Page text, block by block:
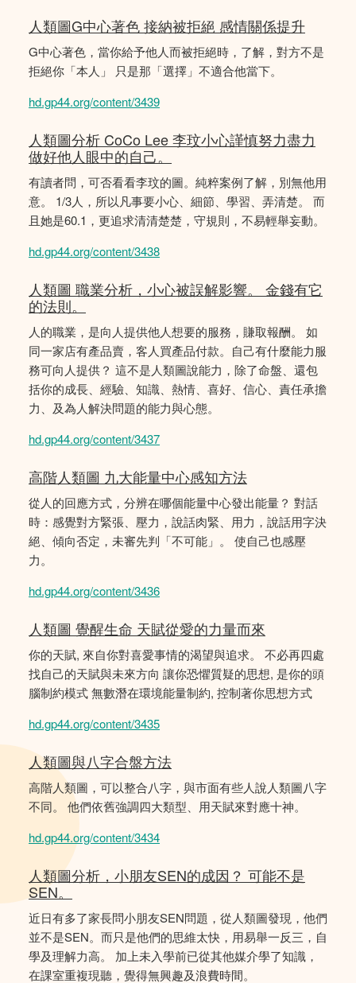
人類圖G中心著色 接納被拒絕 感情關係提升
G中心著色，當你給予他人而被拒絕時，了解，對方不是
拒絕你「本人」 只是那「選擇」不適合他當下。
hd.gp44.org/content/3439
人類圖分析 CoCo Lee 李玟小心謹慎努力盡力
做好他人眼中的自己。
有讀者問，可否看看李玟的圖。純粹案例了解，別無他用
意。 1/3人，所以凡事要小心、細節、學習、弄清楚。 而
且她是60.1，更追求清清楚楚，守規則，不易輕舉妄動。
hd.gp44.org/content/3438
人類圖 職業分析，小心被誤解影響。 金錢有它
的法則。
人的職業，是向人提供他人想要的服務，賺取報酬。 如
同一家店有產品賣，客人買產品付款。自己有什麼能力服
務可向人提供？ 這不是人類圖說能力，除了命盤、還包
括你的成長、經驗、知識、熱情、喜好、信心、責任承擔
力、及為人解決問題的能力與心態。
hd.gp44.org/content/3437
高階人類圖 九大能量中心感知方法
從人的回應方式，分辨在哪個能量中心發出能量？ 對話
時：感覺對方緊張、壓力，說話肉緊、用力，說話用字決
絕、傾向否定，未審先判「不可能」。 使自己也感壓
力。
hd.gp44.org/content/3436
人類圖 覺醒生命 天賦從愛的力量而來
你的天賦, 來自你對喜愛事情的渴望與追求。 不必再四處
找自己的天賦與未來方向 讓你恐懼質疑的思想, 是你的頭
腦制約模式 無數潛在環境能量制約, 控制著你思想方式
hd.gp44.org/content/3435
人類圖與八字合盤方法
高階人類圖，可以整合八字，與市面有些人說人類圖八字
不同。 他們依舊強調四大類型、用天賦來對應十神。
hd.gp44.org/content/3434
人類圖分析，小朋友SEN的成因？ 可能不是
SEN。
近日有多了家長問小朋友SEN問題，從人類圖發現，他們
並不是SEN。而只是他們的思維太快，用易舉一反三，自
學及理解力高。 加上未入學前已從其他媒介學了知識，
在課室重複現聽，覺得無興趣及浪費時間。